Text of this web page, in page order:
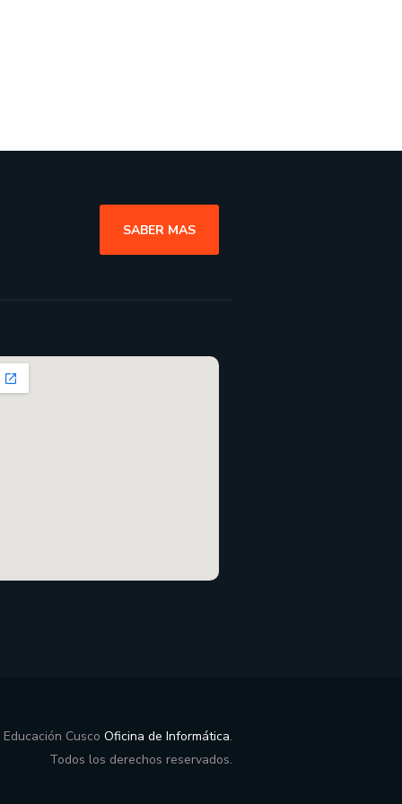
SABER MAS
Cusco Oficina de Informática.
Todos los derechos reservados.